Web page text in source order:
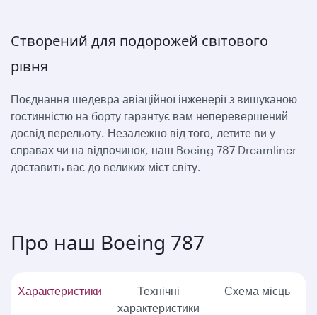
Створений для подорожей світового
рівня
Поєднання шедевра авіаційної інженерії з вишуканою
гостинністю на борту гарантує вам неперевершений
досвід перельоту. Незалежно від того, летите ви у
справах чи на відпочинок, наш Boeing 787 Dreamliner
доставить вас до великих міст світу.
Про наш Boeing 787
Характеристики
Технічні
характеристики
Схема місць